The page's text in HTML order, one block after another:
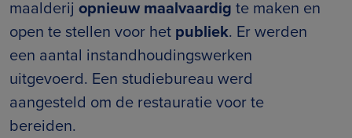
maalderij opnieuw maalvaardig te maken en
open te stellen voor het publiek. Er werden
een aantal instandhoudingswerken
uitgevoerd. Een studiebureau werd
aangesteld om de restauratie voor te
bereiden.